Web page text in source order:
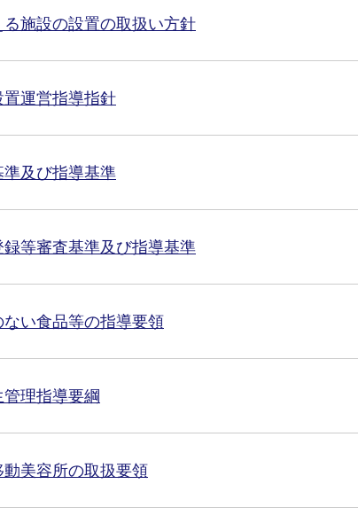
施設の設置の取扱い方針
運営指導指針
及び指導基準
等審査基準及び指導基準
い食品等の指導要領
理指導要綱
美容所の取扱要領